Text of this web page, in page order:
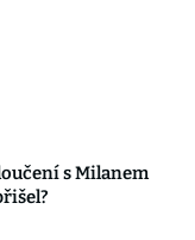
s Milanem